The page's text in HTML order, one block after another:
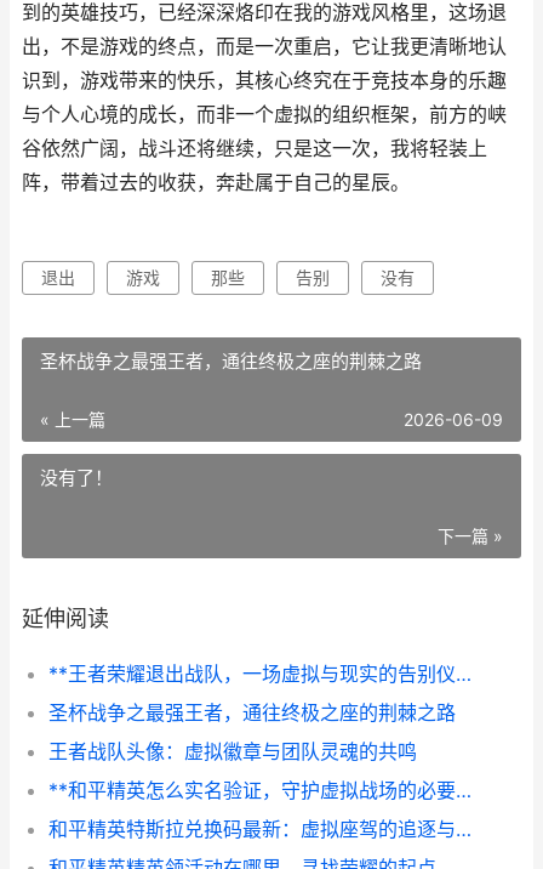
到的英雄技巧，已经深深烙印在我的游戏风格里，这场退
出，不是游戏的终点，而是一次重启，它让我更清晰地认
识到，游戏带来的快乐，其核心终究在于竞技本身的乐趣
与个人心境的成长，而非一个虚拟的组织框架，前方的峡
谷依然广阔，战斗还将继续，只是这一次，我将轻装上
阵，带着过去的收获，奔赴属于自己的星辰。
退出 游戏 那些 告别 没有
圣杯战争之最强王者，通往终极之座的荆棘之路
« 上一篇 2026-06-09
没有了！
下一篇 »
延伸阅读
**王者荣耀退出战队，一场虚拟与现实的告别仪式**
圣杯战争之最强王者，通往终极之座的荆棘之路
王者战队头像：虚拟徽章与团队灵魂的共鸣
**和平精英怎么实名验证，守护虚拟战场的必要一步，副标题为建立健康游戏环境的基石**
和平精英特斯拉兑换码最新：虚拟座驾的追逐与理性思考